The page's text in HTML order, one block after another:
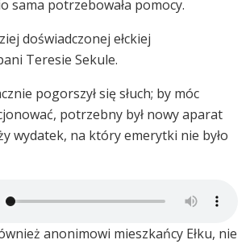
sama potrzebowała pomocy.
doświadczonej ełckiej
Teresie Sekule.
pogorszył się słuch; by móc
potrzebny był nowy aparat
wydatek, na który emerytki nie było
anonimowi mieszkańcy Ełku, nie